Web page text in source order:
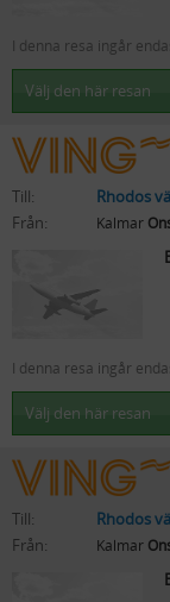
I denna resa ingår
Välj den här resan
Till: Rhodos
Från:
Kalmar
I denna resa ingår
Välj den här resan
Till: Rhodos
Från:
Kalmar